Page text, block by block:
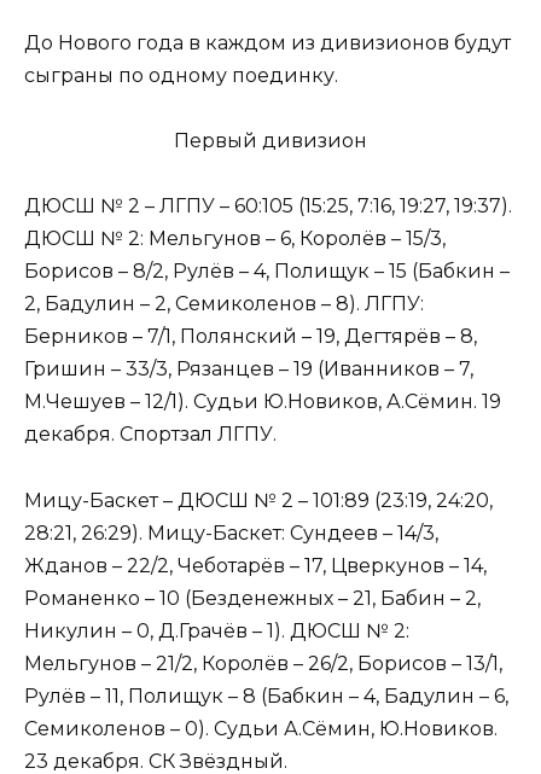
До Нового года в каждом из дивизионов будут
сыграны по одному поединку.
Первый дивизион
ДЮСШ № 2 – ЛГПУ – 60:105 (15:25, 7:16, 19:27, 19:37).
ДЮСШ № 2: Мельгунов – 6, Королёв – 15/3,
Борисов – 8/2, Рулёв – 4, Полищук – 15 (Бабкин –
2, Бадулин – 2, Семиколенов – 8). ЛГПУ:
Берников – 7/1, Полянский – 19, Дегтярёв – 8,
Гришин – 33/3, Рязанцев – 19 (Иванников – 7,
М.Чешуев – 12/1). Судьи Ю.Новиков, А.Сёмин. 19
декабря. Спортзал ЛГПУ.
Мицу-Баскет – ДЮСШ № 2 – 101:89 (23:19, 24:20,
28:21, 26:29). Мицу-Баскет: Сундеев – 14/3,
Жданов – 22/2, Чеботарёв – 17, Цверкунов – 14,
Романенко – 10 (Безденежных – 21, Бабин – 2,
Никулин – 0, Д.Грачёв – 1). ДЮСШ № 2:
Мельгунов – 21/2, Королёв – 26/2, Борисов – 13/1,
Рулёв – 11, Полищук – 8 (Бабкин – 4, Бадулин – 6,
Семиколенов – 0). Судьи А.Сёмин, Ю.Новиков.
23 декабря. СК Звёздный.